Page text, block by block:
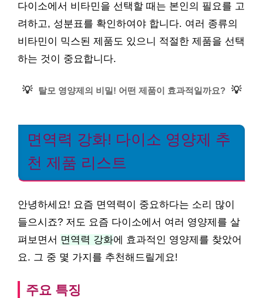
다이소에서 비타민을 선택할 때는 본인의 필요를 고
려하고, 성분표를 확인하여야 합니다. 여러 종류의
비타민이 믹스된 제품도 있으니 적절한 제품을 선택
하는 것이 중요합니다.
💡 탈모 영양제의 비밀! 어떤 제품이 효과적일까요? 💡
면역력 강화! 다이소 영양제 추
천 제품 리스트
안녕하세요! 요즘 면역력이 중요하다는 소리 많이
들으시죠? 저도 요즘 다이소에서 여러 영양제를 살
펴보면서 면역력 강화에 효과적인 영양제를 찾았어
요. 그 중 몇 가지를 추천해드릴게요!
주요 특징